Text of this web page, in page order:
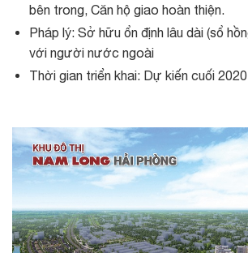
bên trong, Căn hộ giao hoàn thiện.
Pháp lý: Sở hữu ổn định lâu dài (sổ
với người nước ngoài
Thời gian triển khai: Dự kiến cuối